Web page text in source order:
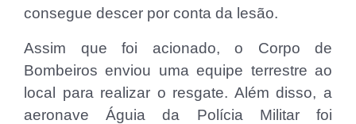
consegue descer por conta da lesão.
Assim que foi acionado, o Corpo de
Bombeiros enviou uma equipe terrestre ao
local para realizar o resgate. Além disso, a
aeronave Águia da Polícia Militar foi